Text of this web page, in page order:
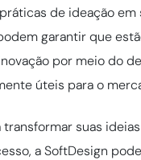
de ideação em
garantir que
por meio do
úteis para o
transformar suas
a SoftDesign